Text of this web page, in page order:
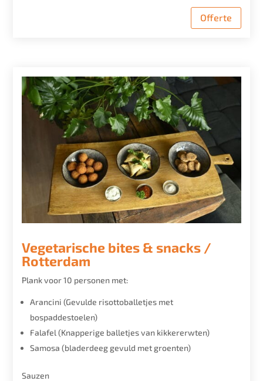
Offerte
Vegetarische bites & snacks /
Rotterdam
Plank voor 10 personen met:
Arancini (Gevulde risottoballetjes met
bospaddestoelen)
Falafel (Knapperige balletjes van kikkererwten)
Samosa (bladerdeeg gevuld met groenten)
Sauzen